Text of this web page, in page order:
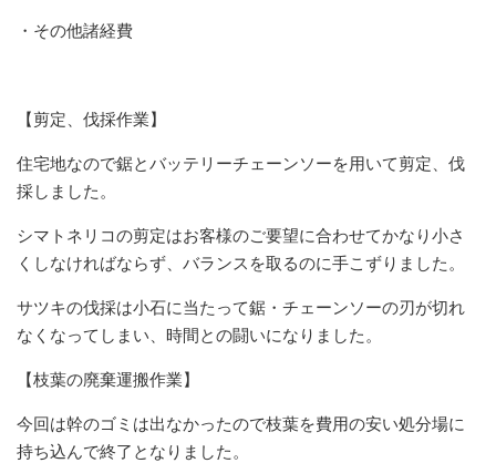
・その他諸経費
【剪定、伐採作業】
住宅地なので鋸とバッテリーチェーンソーを用いて剪定、伐
採しました。
シマトネリコの剪定はお客様のご要望に合わせてかなり小さ
くしなければならず、バランスを取るのに手こずりました。
サツキの伐採は小石に当たって鋸・チェーンソーの刃が切れ
なくなってしまい、時間との闘いになりました。
【枝葉の廃棄運搬作業】
今回は幹のゴミは出なかったので枝葉を費用の安い処分場に
持ち込んで終了となりました。